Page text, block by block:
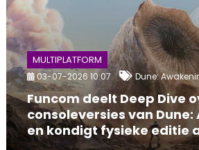
MULTIPLATFORM
03-07-2026 10:07 Dune:
Funcom deelt Deep Dive
consoleversies van
en kondigt fysieke editie